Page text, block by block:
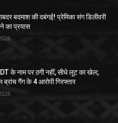
बदमाश की दबंगई! प्रेमिका संग डिलीवरी
का प्रयास
के नाम पर ठगी नहीं, सीधे लूट का खेल;
ब्रांच गैंग के 4 आरोपी गिरफ्तार